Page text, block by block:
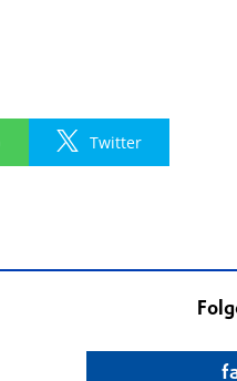
Twitter